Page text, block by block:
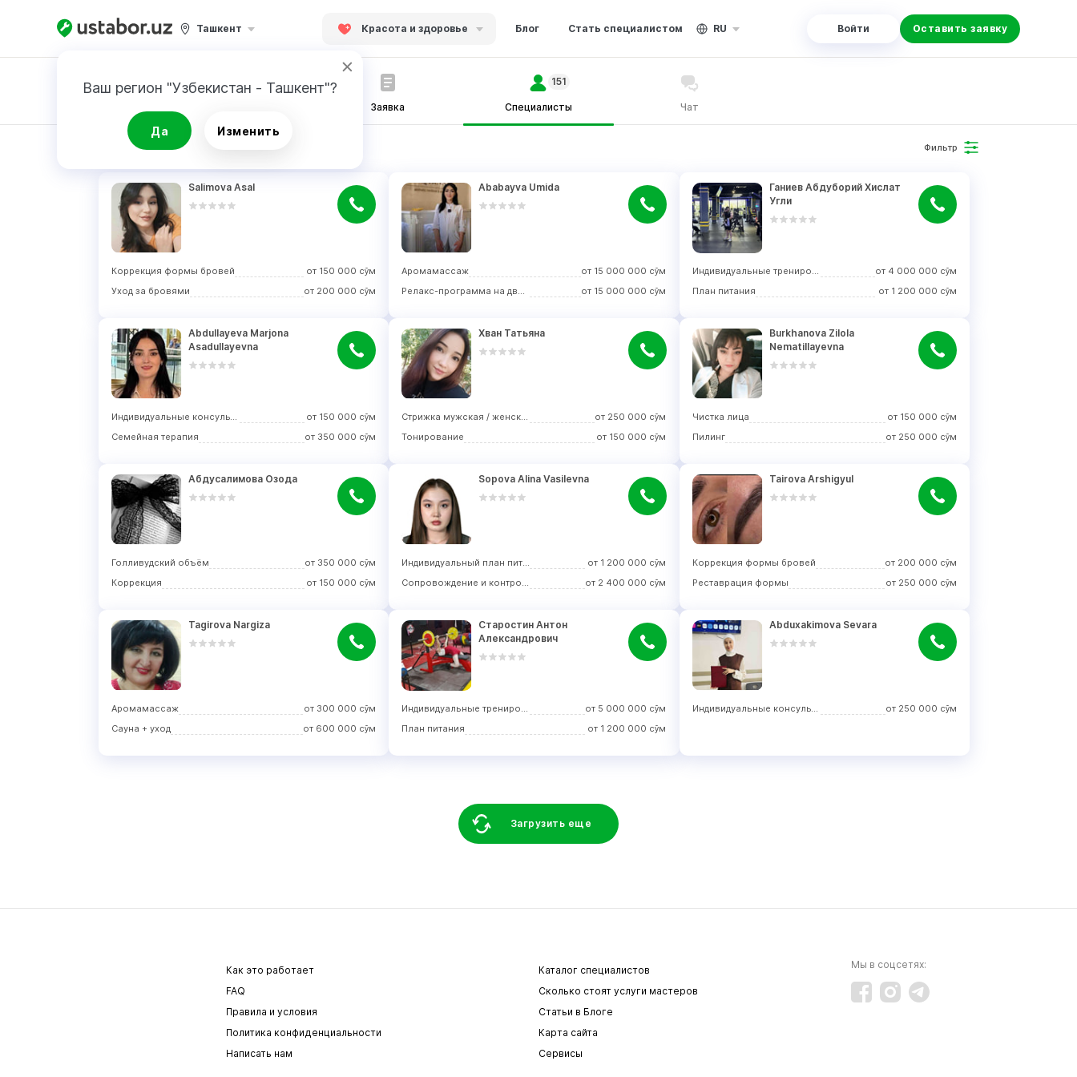
Ташкент Красота и здоровье Блог Стать специалистом RU Войти Оставить заявку
Ваш регион "Узбекистан - Ташкент"?
Да Изменить
Заявка Специалисты
151
Чат
РЕЗУЛЬТАТ Фильтр
Salimova Asal
Коррекция формы бровей от 150 000 сўм
Уход за бровями
от 200 000 сўм
Ababayva Umida
Аромамассаж от 15 000 000 сўм
Релакс-программа на двоих
от 15 000 000 сўм
Ганиев Абдуборий Хислат
Угли
Индивидуальные тренировки от 4 000 000 сўм
План питания
от 1 200 000 сўм
Abdullayeva Marjona
Asadullayevna
Индивидуальные консультации от 150 000 сўм
Семейная терапия
от 350 000 сўм
Хван Татьяна
Стрижка мужская / женская от 250 000 сўм
Тонирование
от 150 000 сўм
Burkhanova Zilola
Nematillayevna
Чистка лица от 150 000 сўм
Пилинг
от 250 000 сўм
Абдусалимова Озода
Голливудский объём от 350 000 сўм
Коррекция
от 150 000 сўм
Sopova Alina Vasilevna
Индивидуальный план питания от 1 200 000 сўм
Сопровождение и контроль
от 2 400 000 сўм
Tairova Arshigyul
Коррекция формы бровей от 200 000 сўм
Реставрация формы
от 250 000 сўм
Tagirova Nargiza
Аромамассаж от 300 000 сўм
Сауна + уход
от 600 000 сўм
Старостин Антон
Александрович
Индивидуальные тренировки от 5 000 000 сўм
План питания
от 1 200 000 сўм
Abduxakimova Sevara
Индивидуальные консультации от 250 000 сўм
Загрузить еще
Как это работает
Каталог специалистов
FAQ
Сколько стоят услуги мастеров
Правила и условия
Статьи в Блоге
Политика конфиденциальности
Карта сайта
Написать нам
Сервисы
Мы в соцсетях: